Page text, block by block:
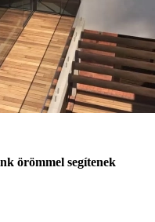
örömmel segítenek